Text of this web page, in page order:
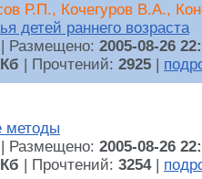
Р.П., Кочегуров В.А.,
детей раннего возраста
| Размещено: 2005-08-26
| Прочтений: 2925
методы
| Размещено: 2005-08-26
| Прочтений: 3254|